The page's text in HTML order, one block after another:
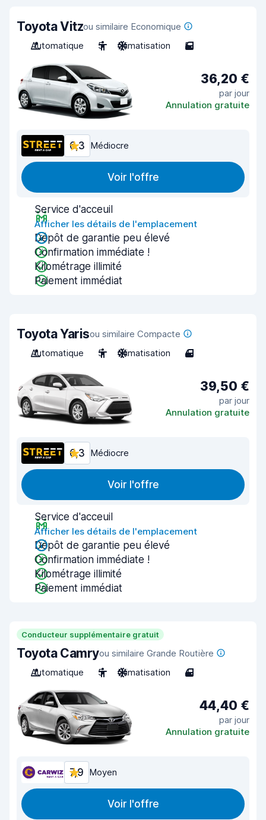
Toyota Vitzou similaire Economique
Automatique
5 Climatisation 5
36,20 €
par jour
Annulation gratuite
6,3 Médiocre
Voir l'offre
Service d'acceuil
Afficher les détails de l'emplacement
Dépôt de garantie peu élevé
Confirmation immédiate !
Kilométrage illimité
Paiement immédiat
Toyota Yarisou similaire Compacte
Automatique
5 Climatisation 4
39,50 €
par jour
Annulation gratuite
6,3 Médiocre
Voir l'offre
Service d'acceuil
Afficher les détails de l'emplacement
Dépôt de garantie peu élevé
Confirmation immédiate !
Kilométrage illimité
Paiement immédiat
Conducteur supplémentaire gratuit
Toyota Camryou similaire Grande Routière
Automatique
5 Climatisation 4
44,40 €
par jour
Annulation gratuite
7,9 Moyen
Voir l'offre